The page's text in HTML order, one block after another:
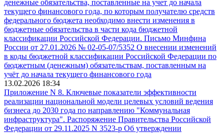
денежные обязательства, поставленные на учет до начала
текущего финансового года, по которым получателю средств
федерального бюджета необходимо внести изменения в
бюджетные обязательства в части кода бюджетной
классификации Российской Федерации. Письмо Минфина
России от 27.01.2026 № 02-05-07/5352 О внесении изменений
в коды бюджетной классификации Российской Федерации по
бюджетным (денежным) обязательствам, поставленным на
учёт до начала текущего финансового года
13.02.2026 18:34
Приложение N 8. Ключевые показатели эффективности
реализации национальной модели целевых условий ведения
бизнеса до 2030 года по направлению "Коммунальная
инфраструктура". Распоряжение Правительства Российской
Федерации от 29.11.2025 N 3523-р Об утверждении